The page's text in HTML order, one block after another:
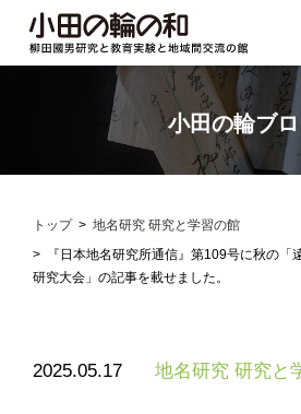
小田の輪ブ
トップ
地名研究 研究と学習の館
『日本地名研究所通信』第109号に秋の
研究大会」の記事を載せました。
2025.05.17 地名研究 研究と